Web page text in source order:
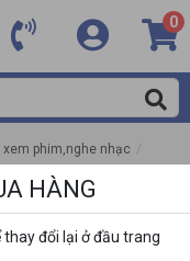
0
xem phim,nghe nhạc /
HÀNG
đổi lại ở đầu trang